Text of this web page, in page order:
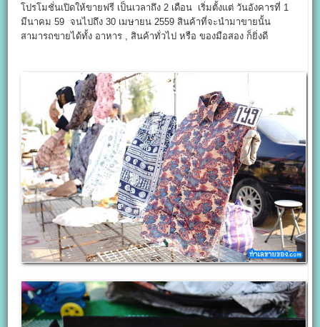
โปรโมชั่นเปิดให้ขายฟรี เป็นเวลาถึง 2 เดือน เริ่มตั้งแต่ วันอังคารที่ 1
มีนาคม 59 จนไปถึง 30 เมษายน 2559 สินค้าที่จะนำมาขายนั้น
สามารถขายได้ทั้ง อาหาร , สินค้าทั่วไป หรือ ของมือสอง ก็ยิ่งดี